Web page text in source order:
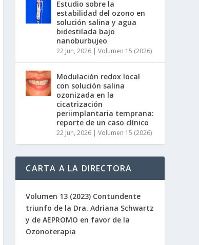
Estudio sobre la
estabilidad del ozono en
solución salina y agua
bidestilada bajo
nanoburbujeo
22 Jun, 2026 |Volumen 15 (2026)
Modulación redox local
con solución salina
ozonizada en la
cicatrización
periimplantaria temprana:
reporte de un caso clínico
22 Jun, 2026 |Volumen 15 (2026)
CARTA A LA DIRECTORA
Volumen 13 (2023) Contundente
triunfo de la Dra. Adriana Schwartz
y de AEPROMO en favor de la
Ozonoterapia